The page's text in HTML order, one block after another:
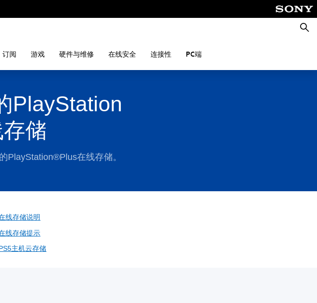
搜
索
订阅 游戏 硬件与维修 在线安全 连接性 PC端
PlayStation
储
PlayStation®Plus在线存储。
线存储说明
线存储提示
主机云存储